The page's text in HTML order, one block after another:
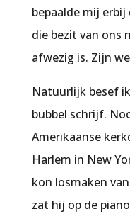
bepaalde mij
die bezit van ons
afwezig is. Zijn
Natuurlijk besef
bubbel schrijf.
Amerikaanse
Harlem in New
kon losmaken
zat hij op de